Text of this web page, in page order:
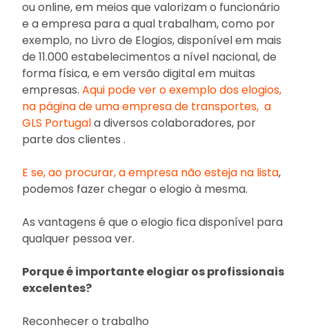
ou online, em meios que valorizam o funcionário
e a empresa para a qual trabalham, como por
exemplo, no Livro de Elogios, disponível em mais
de 11.000 estabelecimentos a nível nacional, de
forma física, e em versão digital em muitas
empresas. Aqui pode ver o exemplo dos elogios,
na página de uma empresa de transportes, a
GLS Portugala diversos colaboradores, por
parte dos clientes .
E se, ao procurar, a empresa não esteja na lista,
podemos fazer chegar o elogio à mesma.
As vantagens é que o elogio fica disponível para
qualquer pessoa ver.
Porque é importante elogiar os profissionais
excelentes?
Reconhecer o trabalho